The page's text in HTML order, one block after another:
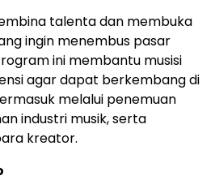
talenta dan membuka
ingin menembus pasar
ini membantu musisi
agar dapat berkembang di
melalui penemuan
industri musik, serta
kreator.